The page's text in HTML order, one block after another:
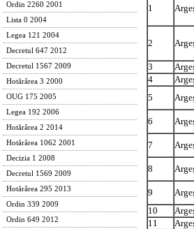
Ordin 2260 2001
Lista 0 2004
Legea 121 2004
Decretul 647 2012
Decretul 1567 2009
Hotărârea 3 2000
OUG 175 2005
Legea 192 2006
Hotărârea 2 2014
Hotărârea 1062 2001
Decizia 1 2008
Decretul 1569 2009
Hotărârea 295 2013
Ordin 339 2009
Ordin 649 2012
1
2
3
4
5
6
7
8
9
10
11